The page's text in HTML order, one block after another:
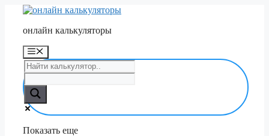
Перейти
содержимому
онлайн калькуляторы
Меню
Показать еще